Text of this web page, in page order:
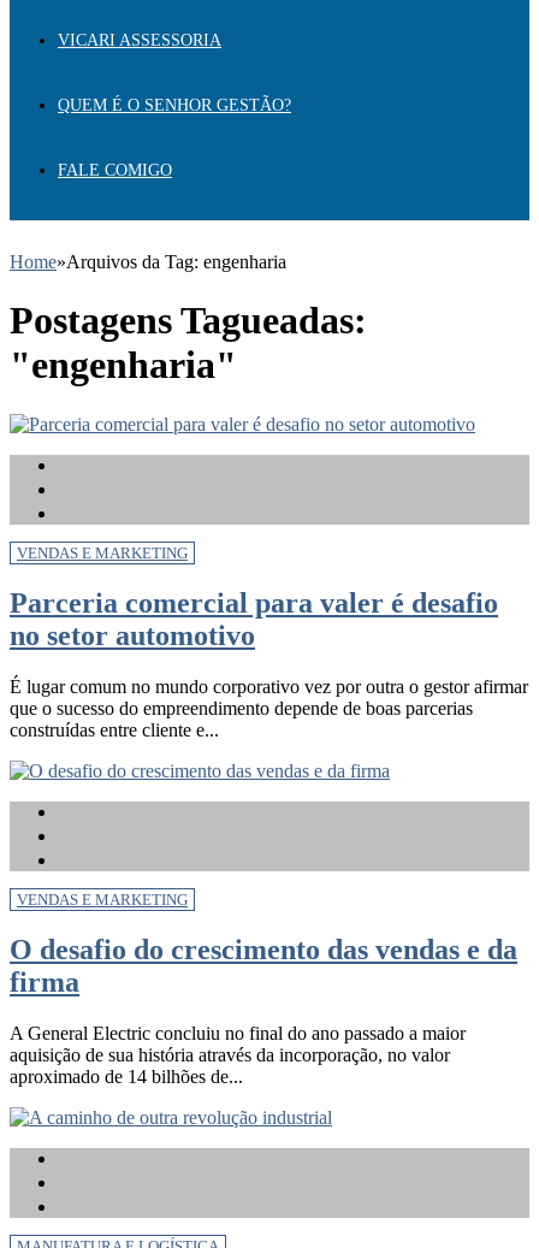
VICARI ASSESSORIA
QUEM É O SENHOR GESTÃO?
FALE COMIGO
Home»Arquivos da Tag: engenharia
Postagens Tagueadas:
"engenharia"
VENDAS E MARKETING
Parceria comercial para valer é desafio
no setor automotivo
É lugar comum no mundo corporativo vez por outra o gestor afirmar
que o sucesso do empreendimento depende de boas parcerias
construídas entre cliente e...
VENDAS E MARKETING
O desafio do crescimento das vendas e da
firma
A General Electric concluiu no final do ano passado a maior
aquisição de sua história através da incorporação, no valor
aproximado de 14 bilhões de...